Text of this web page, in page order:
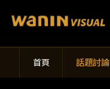
首頁 話題討論